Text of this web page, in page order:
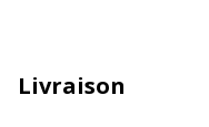
Livraison